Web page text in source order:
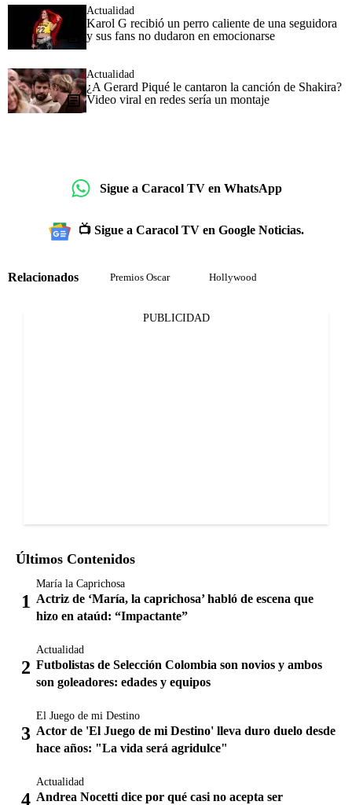
Actualidad
Karol G recibió un perro caliente de una seguidora
y sus fans no dudaron en emocionarse
Actualidad
¿A Gerard Piqué le cantaron la canción de Shakira?
Video viral en redes sería un montaje
Sigue a Caracol TV en WhatsApp
📺 Sigue a Caracol TV en Google Noticias.
Relacionados Premios Oscar Hollywood
PUBLICIDAD
Últimos Contenidos
María la Caprichosa
Actriz de ‘María, la caprichosa’ habló de escena que
hizo en ataúd: “Impactante”
Actualidad
Futbolistas de Selección Colombia son novios y ambos
son goleadores: edades y equipos
El Juego de mi Destino
Actor de 'El Juego de mi Destino' lleva duro duelo desde
hace años: "La vida será agridulce"
Actualidad
Andrea Nocetti dice por qué casi no acepta ser